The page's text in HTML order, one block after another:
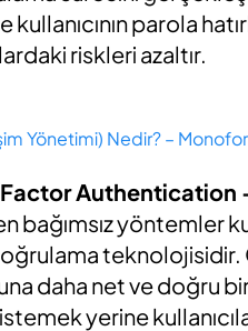
parola
riskleri azaltır.
Yönetimi) Nedir? – Monofor
Authentication
bağımsız yöntemler
daha net ve doğru
yerine